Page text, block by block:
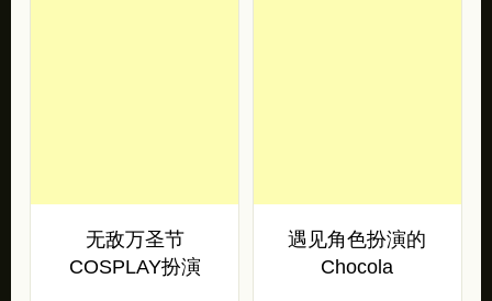
无敌万圣节
COSPLAY扮演
遇见角色扮演的
Chocola